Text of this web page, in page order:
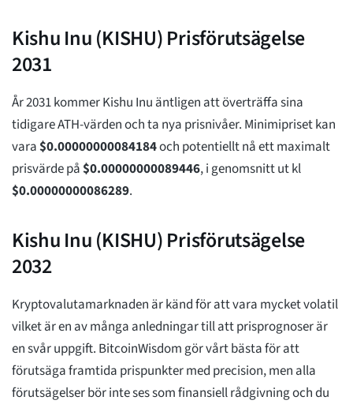
Kishu Inu (KISHU) Prisförutsägelse
2031
År 2031 kommer Kishu Inu äntligen att överträffa sina
tidigare ATH-värden och ta nya prisnivåer. Minimipriset kan
vara$0.00000000084184och potentiellt nå ett maximalt
prisvärde på$0.00000000089446, i genomsnitt ut kl
$0.00000000086289.
Kishu Inu (KISHU) Prisförutsägelse
2032
Kryptovalutamarknaden är känd för att vara mycket volatil
vilket är en av många anledningar till att prisprognoser är
en svår uppgift. BitcoinWisdom gör vårt bästa för att
förutsäga framtida prispunkter med precision, men alla
förutsägelser bör inte ses som finansiell rådgivning och du